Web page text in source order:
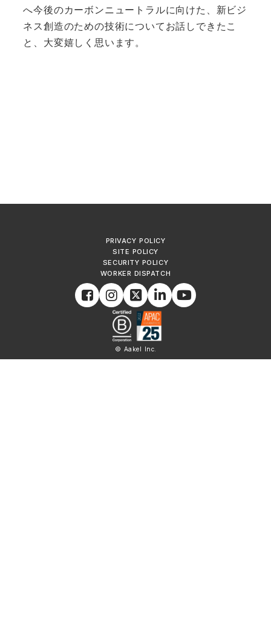
へ今後のカーボンニュートラルに向けた、新ビジ
ネス創造のための技術についてお話しできたこ
と、大変嬉しく思います。
PRIVACY POLICY
SITE POLICY
SECURITY POLICY
WORKER DISPATCH
© Aakel Inc.